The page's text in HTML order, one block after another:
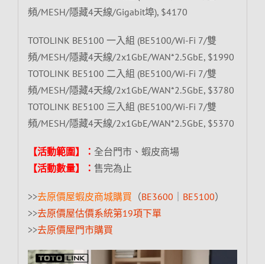
頻/MESH/隱藏4天線/Gigabit埠), $4170
TOTOLINK BE5100 一入組 (BE5100/Wi-Fi 7/雙
頻/MESH/隱藏4天線/2x1GbE/WAN*2.5GbE, $1990
TOTOLINK BE5100 二入組 (BE5100/Wi-Fi 7/雙
頻/MESH/隱藏4天線/2x1GbE/WAN*2.5GbE, $3780
TOTOLINK BE5100 三入組 (BE5100/Wi-Fi 7/雙
頻/MESH/隱藏4天線/2x1GbE/WAN*2.5GbE, $5370
【活動範圍】： 全台門市、蝦皮商場
【活動數量】： 售完為止
>>去原價屋蝦皮商城購買 （BE3600 BE5100）
>>去原價屋估價系統第19項下單
>>去原價屋門市購買